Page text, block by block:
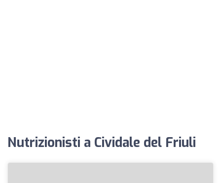
Nutrizionisti a Cividale del Friuli